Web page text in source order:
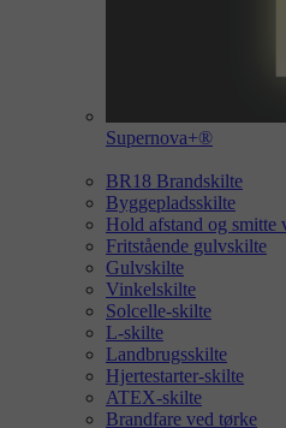
Supernova+®
BR18 Brandskilte
Byggepladsskilte
Hold afstand og smitte
Fritstående gulvskilte
Gulvskilte
Vinkelskilte
Solcelle-skilte
L-skilte
Landbrugsskilte
Hjertestarter-skilte
ATEX-skilte
Brandfare ved tørke